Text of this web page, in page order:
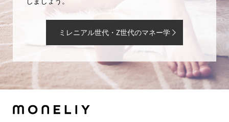
ミレニアル世代・Z世代のマネー学